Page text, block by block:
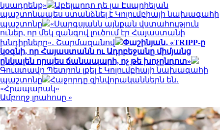
կսադրենք»
Աբելարդո դե լա Էսպրիելան
պաշտոնապես ստանձնել է Կոլումբիայի նախագահի
պաշտոնը
«Սարգսյանն այնքան վստահություն
ուներ, որ մեկ զանգով լուծում էր Հայաստանի
խնդիրները»․ Շարմազանով
Փաշինյան․ «TRIPP-ը
կօգնի, որ Հայաստանն ու Ադրբեջանը միմյանց
ընկալեն որպես ճանապարհ, ոչ թե խոչընդոտ»
Գուստավո Պետրոն լքել է Կոլումբիայի նախագահի
պաշտոնը
Հաջորդը զինվորականներն են․
«Հրապարակ»
Ամբողջ լրահոսը »